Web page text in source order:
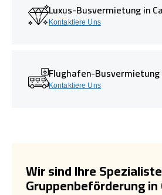
Luxus-Busvermietung in
Kontaktiere Uns
Flughafen-
Kontaktiere Uns
Wir sind Ihre
Gruppenbeförderung